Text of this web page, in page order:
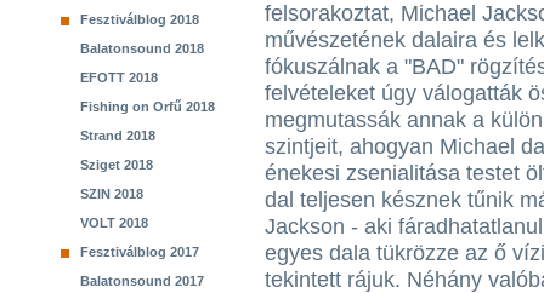
Fesztiválblog 2018
Balatonsound 2018
EFOTT 2018
Fishing on Orfű 2018
Strand 2018
Sziget 2018
SZIN 2018
VOLT 2018
Fesztiválblog 2017
Balatonsound 2017
felsorakoztat, Michael
művészetének dalaira és
fókuszálnak a "BAD"
felvételeket úgy válogatták
megmutassák annak a
szintjeit, ahogyan Michael
énekesi zsenialitása testet
dal teljesen késznek tűnik
Jackson - aki
egyes dala tükrözze az ő
tekintett rájuk. Néhány